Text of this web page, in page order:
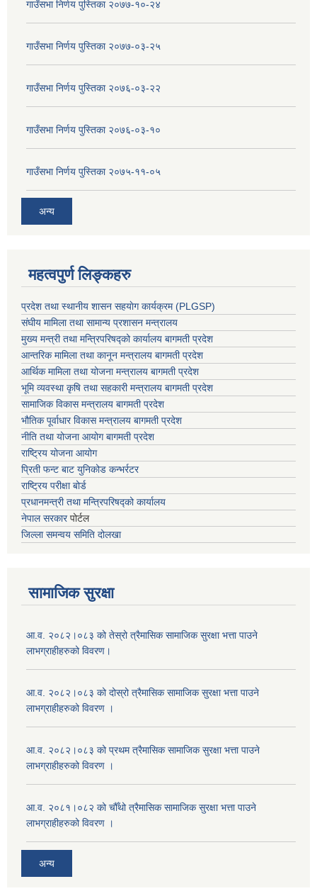
गाउँसभा निर्णय पुस्तिका २०७७-१०-२४
गाउँसभा निर्णय पुस्तिका २०७७-०३-२५
गाउँसभा निर्णय पुस्तिका २०७६-०३-२२
गाउँसभा निर्णय पुस्तिका २०७६-०३-१०
गाउँसभा निर्णय पुस्तिका २०७५-११-०५
अन्य
महत्वपुर्ण लिङ्कहरु
प्रदेश तथा स्थानीय शासन सहयाेग कार्यक्रम (PLGSP)
संघीय मामिला तथा सामान्य प्रशासन मन्त्रालय
मुख्य मन्त्री तथा मन्त्रिपरिषद्को कार्यालय बागमती प्रदेश
आन्तरिक मामिला तथा कानून मन्त्रालय बागमती प्रदेश
आर्थिक मामिला तथा योजना मन्त्रालय बागमती प्रदेश
भूमि व्यवस्था कृषि तथा सहकारी मन्त्रालय बागमती प्रदेश
सामाजिक विकास मन्त्रालय बागमती प्रदेश
भौतिक पूर्वाधार विकास मन्त्रालय बागमती प्रदेश
नीति तथा योजना आयोग बागमती प्रदेश
राष्ट्रिय योजना आयोग
प्रिती फन्ट बाट युनिकोड कन्भर्रटर
राष्ट्रिय परीक्षा बोर्ड
प्रधानमन्त्री तथा मन्त्रिपरिषद्को कार्यालय
नेपाल सरकारपोर्टल
जिल्ला समन्वय समिति दोलखा
सामाजिक सुरक्षा
आ.व. २०८२।०८३ को तेस्रो त्रैमासिक सामाजिक सुरक्षा भत्ता पाउने
लाभग्राहीहरुको विवरण।
आ.व. २०८२।०८३ को दोस्रो त्रैमासिक सामाजिक सुरक्षा भत्ता पाउने
लाभग्राहीहरुको विवरण ।
आ.व. २०८२।०८३ को प्रथम त्रैमासिक सामाजिक सुरक्षा भत्ता पाउने
लाभग्राहीहरुको विवरण ।
आ.व. २०८१।०८२ को चौँथो त्रैमासिक सामाजिक सुरक्षा भत्ता पाउने
लाभग्राहीहरुको विवरण ।
अन्य